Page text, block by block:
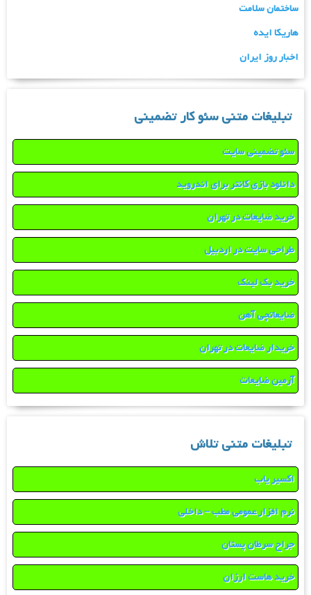
ساختمان سلامت
هاریکا ایده
اخبار روز ایران
تبلیغات متنی سئو کار تضمینی
سئو تضمینی سایت
دانلود بازی کانتر برای اندروید
خرید ضایعات در تهران
طراحی سایت در اردبیل
خرید بک لینک
ضایعاتچی آهن
خریدار ضایعات در تهران
آرمین ضایعات
تبلیغات متنی تلاش
اکسیر یاب
نرم افزار عمومی مطب – داخلی
جراح سرطان پستان
خرید هاست ارزان